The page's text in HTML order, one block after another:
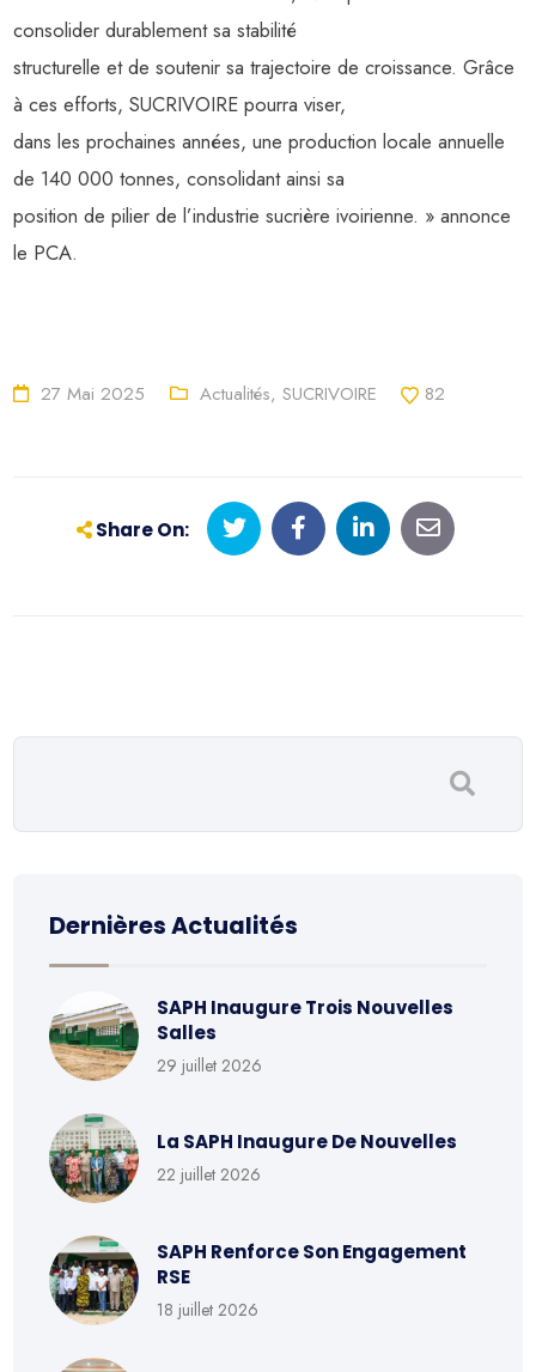
consolider durablement sa stabilité
structurelle et de soutenir sa trajectoire de croissance. Grâce
à ces efforts, SUCRIVOIRE pourra viser,
dans les prochaines années, une production locale annuelle
de 140 000 tonnes, consolidant ainsi sa
position de pilier de l’industrie sucrière ivoirienne. » annonce
le PCA.
27 Mai 2025 Actualités, SUCRIVOIRE 82
Share On:
Dernières Actualités
SAPH Inaugure Trois Nouvelles
Salles
29 juillet 2026
La SAPH Inaugure De Nouvelles
22 juillet 2026
SAPH Renforce Son Engagement
RSE
18 juillet 2026